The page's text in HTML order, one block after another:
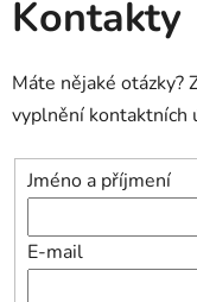
Kontakty
Máte nějaké otázky?
vyplnění kontaktních
Jméno a příjmení
E-mail